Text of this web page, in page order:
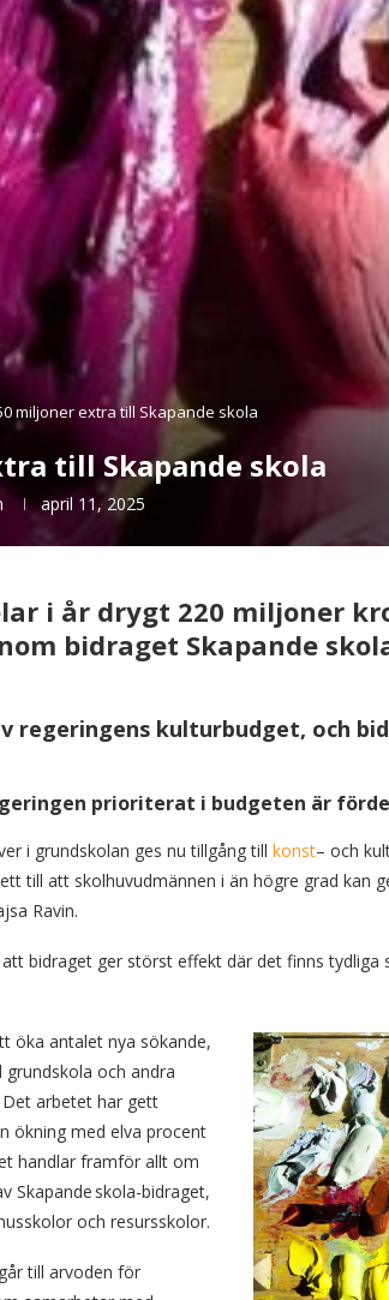
miljoner extra till Skapande skola
till Skapande skola
april 11, 2025
i år drygt 220 miljoner
bidraget Skapande
regeringens kulturbudget, och
prioriterat i budgeten är
i grundskolan ges nu tillgång till konst– och
till att skolhuvudmännen i än högre grad kan
Ravin.
bidraget ger störst effekt där det finns
öka antalet nya sökande,
grundskola och andra
arbetet har gett
ökning med elva procent
handlar framför allt om
Skapande skola-bidraget,
och resursskolor.
till arvoden för